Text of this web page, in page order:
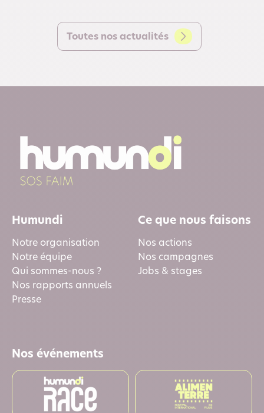
Toutes nos actualités
Humundi
Notre organisation
Notre équipe
Qui sommes-nous ?
Nos rapports annuels
Presse
Ce que nous faisons
Nos actions
Nos campagnes
Jobs & stages
Nos événements